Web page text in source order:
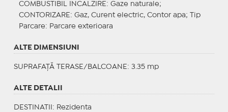
COMBUSTIBIL INCALZIRE : Gaze naturale;
CONTORIZARE : Gaz, Curent electric, Contor apa;
Tip
Parcare: Parcare exterioara
ALTE DIMENSIUNI
SUPRAFAȚĂ TERASE/BALCOANE: 3.35 mp
ALTE DETALII
DESTINATII : Rezidenta